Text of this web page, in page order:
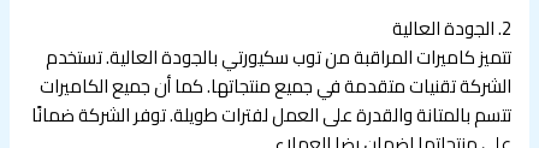
2. الجودة العالية
تتميز كاميرات المراقبة من توب سكيورتي بالجودة العالية. تستخدم
الشركة تقنيات متقدمة في جميع منتجاتها. كما أن جميع الكاميرات
تتسم بالمتانة والقدرة على العمل لفترات طويلة. توفر الشركة ضمانًا